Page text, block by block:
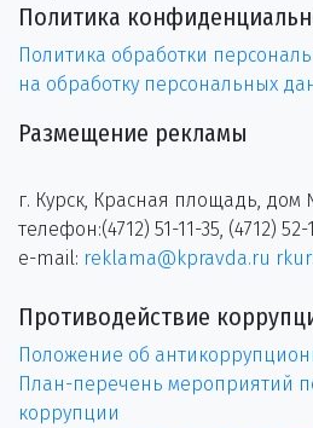
Политика
Политика обработки
на обработку персональных
Размещение рекламы
г. Курск, Красная площадь,
телефон:(4712) 51-11-35, (4712)
e-mail: reklama@kpravda.ru
Противодействие
Положение об
План-перечень мероприятий
коррупции